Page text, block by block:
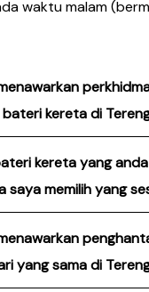
waktu malam
kereta di
kereta yang
saya memilih yang
yang sama di